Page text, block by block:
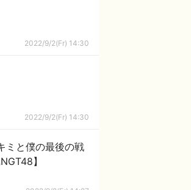
2022/9/2(Fr) 14:30
2022/9/2(Fr) 14:30
ミと僕の最後の戦
】